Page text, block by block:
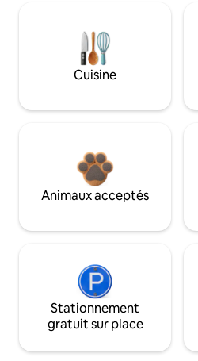
Cuisine
Animaux acceptés
Stationnement
gratuit sur place